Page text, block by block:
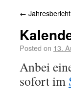
←
Posted on 13.
Anbei
sofort im